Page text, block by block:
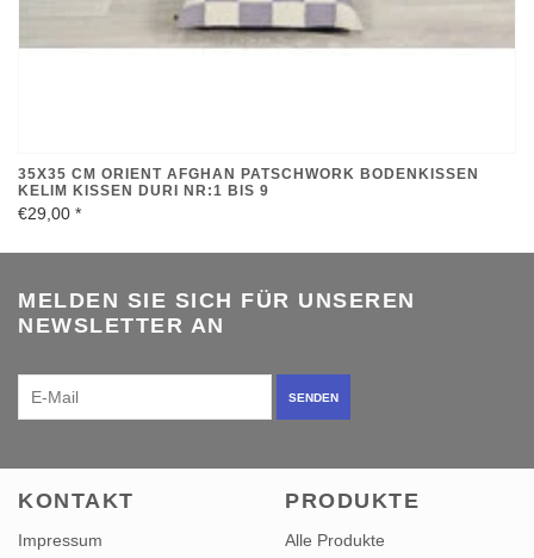
€29,00*
NEWSLETTER AN
KONTAKT
Impressum
AGB
PRODUKTE
Alle Produkte
Neue Produkte